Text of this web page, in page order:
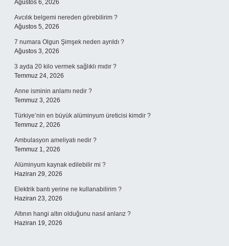
Ağustos 6, 2026
Avcılık belgemi nereden görebilirim ?
Ağustos 5, 2026
7 numara Olgun Şimşek neden ayrıldı ?
Ağustos 3, 2026
3 ayda 20 kilo vermek sağlıklı mıdır ?
Temmuz 24, 2026
Anne isminin anlamı nedir ?
Temmuz 3, 2026
Türkiye’nin en büyük alüminyum üreticisi kimdir ?
Temmuz 2, 2026
Ambulasyon ameliyatı nedir ?
Temmuz 1, 2026
Alüminyum kaynak edilebilir mi ?
Haziran 29, 2026
Elektrik bantı yerine ne kullanabilirim ?
Haziran 23, 2026
Altının hangi altın olduğunu nasıl anlarız ?
Haziran 19, 2026